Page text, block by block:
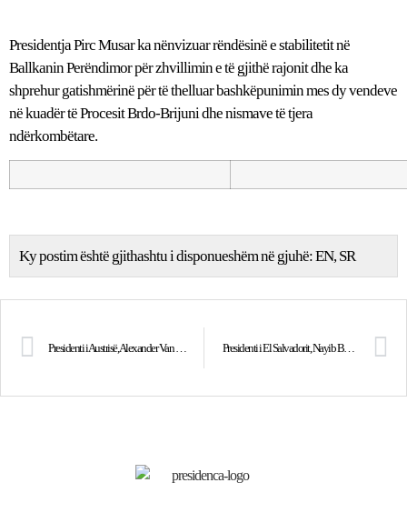
Presidentja Pirc Musar ka nënvizuar rëndësinë e stabilitetit në
Ballkanin Perëndimor për zhvillimin e të gjithë rajonit dhe ka
shprehur gatishmërinë për të thelluar bashkëpunimin mes dy vendeve
në kuadër të Procesit Brdo-Brijuni dhe nismave të tjera
ndërkombëtare.
Ky postim është gjithashtu i disponueshëm në gjuhë:EN SR
Presidenti i Austrisë, Alexander Van der Bellen, uron Presidenten Osmani me rastin e 17-vjetorit të Pavarësisë së Kosovës Presidenti i El Salvadorit, Nayib Bukele, uron Presidenten Osmani për 17-vjetorin e Pavarësisë së Kosovës